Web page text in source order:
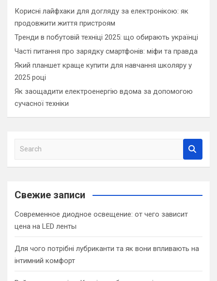
Корисні лайфхаки для догляду за електронікою: як
продовжити життя пристроям
Тренди в побутовій техніці 2025: що обирають українці
Часті питання про зарядку смартфонів: міфи та правда
Який планшет краще купити для навчання школяру у
2025 році
Як заощадити електроенергію вдома за допомогою
сучасної техніки
a
c
Свежие записи
Современное диодное освещение: от чего зависит
цена на LED ленты
Для чого потрібні лубриканти та як вони впливають на
інтимний комфорт